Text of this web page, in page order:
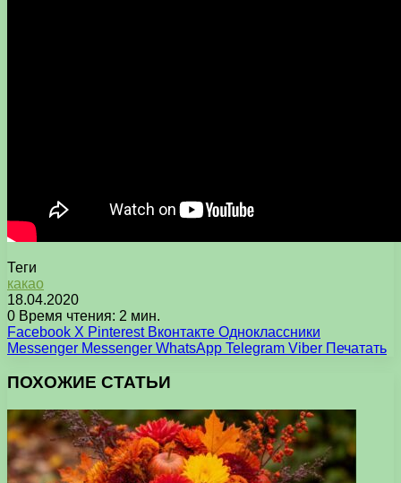
Теги
какао
18.04.2020
0 Время чтения: 2 мин.
Facebook X Pinterest Вконтакте Одноклассники
Messenger Messenger WhatsApp Telegram Viber Печатать
ПОХОЖИЕ СТАТЬИ